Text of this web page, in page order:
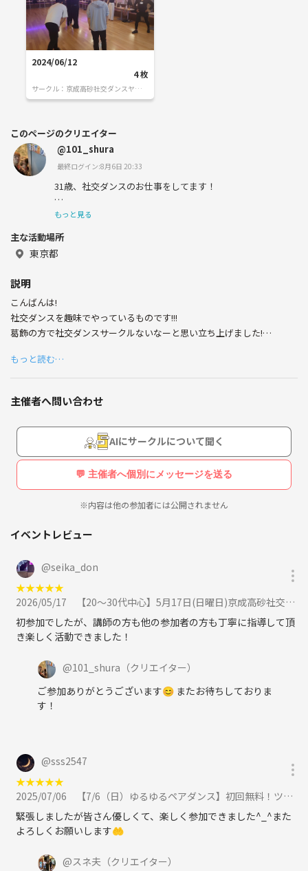
2024/06/12
4枚
サークル： 京成高砂社交ダンスヤング
サークル『HSDC』🔰
このページのクリエイター
@101_shura
最終ログイン:8月6日 20:33
31歳、社交ダンスのお仕事をしてます！
趣味はお酒を飲むこととダンス？
もっと見る
主な活動場所
東京都
説明
こんばんは!
社交ダンスを趣味でやっているものです!!!
葛飾の方で社交ダンスサークルないなーと思い立ち上げました!
主催者の僕がプロではないので今回は初心者限定ではじめましたが久々
でもうほとんど覚えてないよーって方や久しぶりだよって方がいたら連
開催場所は下記の通りとなっております
あくまで普及が目的ですので参加費は会場代の1000円のみでやらせて頂
きます!
設立したばかりで人が集まるかも不安ですので参加したい方は連絡お願
年齢
名前
もその時に教えて頂きたいです
持ち物は動きやすい格好であればいいです
室内履きがあると嬉しいですがない場合は靴下でも大丈夫です！
もっと読む…
主催者へ問い合わせ
AIにサークルについて聞く
💬 主催者へ個別にメッセージを送る
※内容は他の参加者には公開されません
イベントレビュー
@seika_don
★★★★★
2026/05/17
【20〜30代中心】5月17日(日曜日)京成高砂社交ダンスヤングサークル【初心者🔰歓迎】に参加
初参加でしたが、講師の方も他の参加者の方も丁寧に指導して頂
き楽しく活動できました！
@101_shura （クリエイター）
ご参加ありがとうございます😊 またお待ちしておりま
す！
@sss2547
★★★★★
2025/07/06
【7/6（日）ゆるゆるペアダンス】初回無料！ツナゲート分キャッシュバック！でダンス2種目！初心者歓迎！土曜夜に暇な方!に参加
緊張しましたが皆さん優しくて、楽しく参加できました^_^また
よろしくお願いします🤲
@スネ夫 （クリエイター）